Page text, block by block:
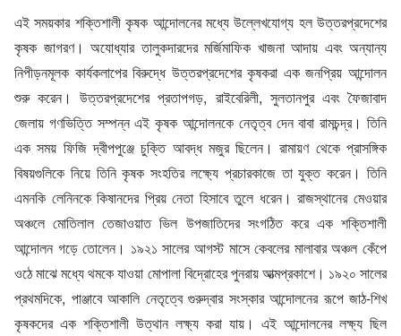
এই সময়কার শক্তিশালী কৃষক আন্দোলনের মধ্যে উল্লেখযোগ্য হল উত্তরপ্রদেশের
কৃষক জাগরণ। অযোধ্যার তালুকদারদের মর্জিমাফিক খাজনা আদায় এবং অন্যান্য
নিপীড়নমূলক কার্যকলাপের বিরুদ্ধে উত্তরপ্রদেশের কৃষকরা এক জনপ্রিয় আন্দোলন
শুরু করেন। উত্তরপ্রদেশের প্রতাপগড়, রাইবেরিলী, সুলতানপুর এবং ফৈজাবাদ
জেলায় গণভিত্তি সম্পন্ন এই কৃষক আন্দোলনকে নেতৃত্ব দেন বাবা রামচন্দ্র। তিনি
এক সময় ফিজি দ্বীপপুঞ্জে চুক্তি আবদ্ধ মজুর ছিলেন। রামায়ণ থেকে প্রাসঙ্গিক
বিষয়গুলিকে নিয়ে তিনি কৃষক সংহতির লক্ষ্যে প্রচারকাজে তা যুক্ত করেন। তিনি
এমনকি লেনিনকে কিষানদের প্রিয় নেতা হিসাবে তুলে ধরেন। রাজস্থানের মেওয়ার
অঞ্চলে মোতিলাল তেজাওয়াত ভিল উপজাতিদের সংগঠিত করে এক শক্তিশালী
আন্দোলন গড়ে তোলেন। ১৯২১ সালের আগস্ট মাসে কেবলের মালাবার অঞ্চল কেঁপে
ওঠে মাঝে মধ্যে থমকে যাওয়া মোপালা বিদ্রোহের পুনরায় আত্মপ্রকাশে। ১৯২০ সালের
প্রথমদিকে, পাঞ্জাবে আকালি নেতৃত্বে গুরুদ্বার সংস্কার আন্দোলনের রূপে জাঠ-শিখ
কৃষকদের এক শক্তিশালী উত্থান লক্ষ্য করা যায়। এই আন্দোলনের লক্ষ্য ছিল